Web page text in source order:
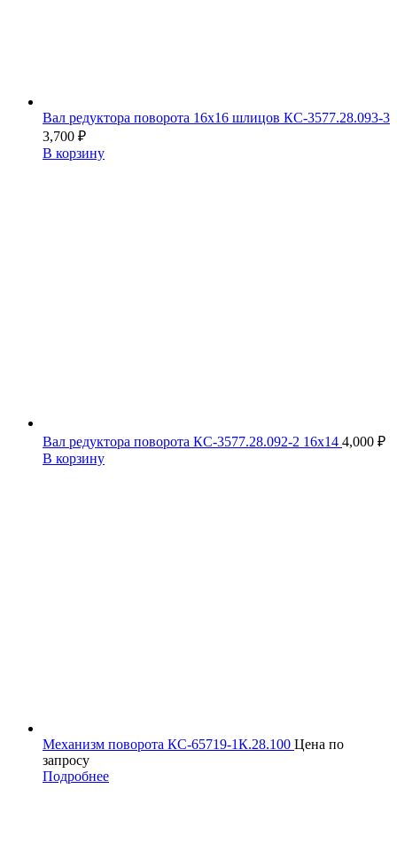
Вал редуктора поворота 16х16 шлицов КС-3577.28.093-3
3,700 ₽
В корзину
Вал редуктора поворота КС-3577.28.092-2 16х14 4,000 ₽
В корзину
Механизм поворота КС-65719-1К.28.100 Цена по
запросу
Подробнее